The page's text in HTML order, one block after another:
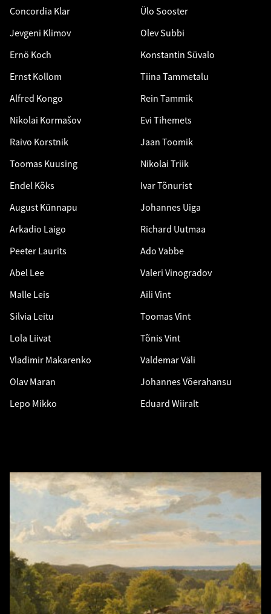
Concordia Klar
Jevgeni Klimov
Ernö Koch
Ernst Kollom
Alfred Kongo
Nikolai Kormašov
Raivo Korstnik
Toomas Kuusing
Endel Kõks
August Künnapu
Arkadio Laigo
Peeter Laurits
Abel Lee
Malle Leis
Silvia Leitu
Lola Liivat
Vladimir Makarenko
Olav Maran
Lepo Mikko
Ülo Sooster
Olev Subbi
Konstantin Süvalo
Tiina Tammetalu
Rein Tammik
Evi Tihemets
Jaan Toomik
Nikolai Triik
Ivar Tõnurist
Johannes Uiga
Richard Uutmaa
Ado Vabbe
Valeri Vinogradov
Aili Vint
Toomas Vint
Tõnis Vint
Valdemar Väli
Johannes Võerahansu
Eduard Wiiralt